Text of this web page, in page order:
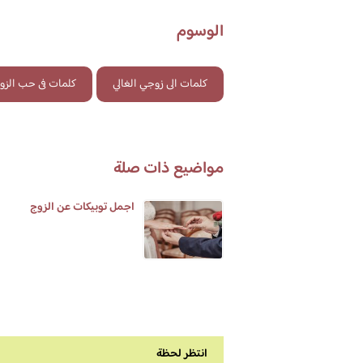
الوسوم
كلمات الى زوجي الغالي كلمات فى حب
مواضيع ذات صلة
اجمل توبيكات عن الزوج
انتظر لحظة